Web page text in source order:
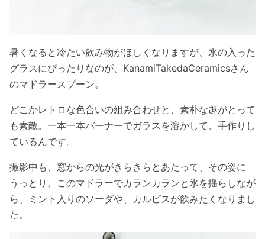
暑くなると冷たい飲み物がほしくなりますが、氷の入った
グラスにぴったりなのが、KanamiTakedaCeramicsさん
のマドラースプーン。
どこかレトロな色合いの組み合わせと、素朴な趣がとって
も素敵。一本一本バーナーでガラスを溶かして、手作りし
ているんです。
撮影中も、窓からの光がきらきらとあたって、その姿に
うっとり。このマドラーでカランカランと氷を揺らしなが
ら、ミント入りのソーダや、カルピスが飲みたくなりまし
た。